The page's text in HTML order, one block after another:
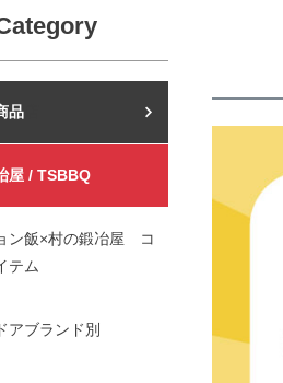
店
屋 / TSBBQ
ン飯×村の鍛冶屋 コ
テム
アブランド別